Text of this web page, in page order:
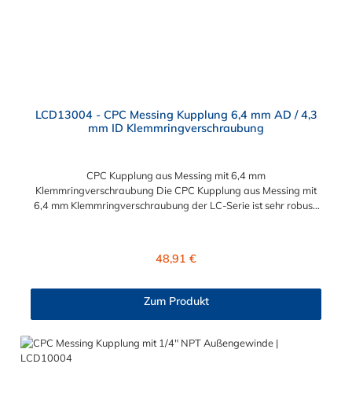
LCD13004 - CPC Messing Kupplung 6,4 mm AD / 4,3
mm ID Klemmringverschraubung
CPC Kupplung aus Messing mit 6,4 mm
Klemmringverschraubung Die CPC Kupplung aus Messing mit
6,4 mm Klemmringverschraubung der LC-Serie ist sehr robust.
höheren Druck. Die CPC Kupplung aus Messing mit 6,4 mm
und Trennen mit einer Hand. Diese CPC Schlauchkupplung hat
zahlreichen Konfigurationen und Anschlussvarianten und ist
sowohl mit den Acetal-Kupplungen der PLC-Serie kombinierbar
als auch mit den Polypropylen-Kupplungen der PLC12-Serie.
Regulärer Preis:
48,91 €
Zum Produkt